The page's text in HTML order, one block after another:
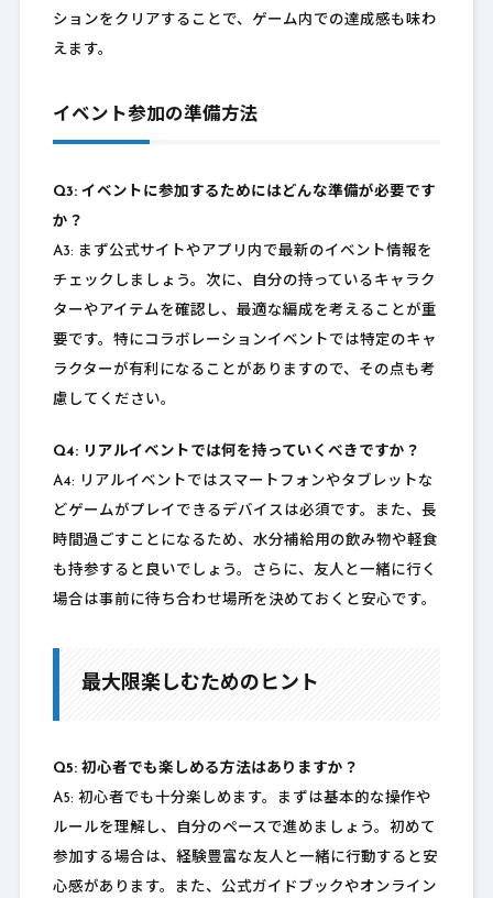
ションをクリアすることで、ゲーム内での達成感も味わ
えます。
イベント参加の準備方法
Q3: イベントに参加するためにはどんな準備が必要です
か？
A3: まず公式サイトやアプリ内で最新のイベント情報を
チェックしましょう。次に、自分の持っているキャラク
ターやアイテムを確認し、最適な編成を考えることが重
要です。特にコラボレーションイベントでは特定のキャ
ラクターが有利になることがありますので、その点も考
慮してください。
Q4: リアルイベントでは何を持っていくべきですか？
A4: リアルイベントではスマートフォンやタブレットな
どゲームがプレイできるデバイスは必須です。また、長
時間過ごすことになるため、水分補給用の飲み物や軽食
も持参すると良いでしょう。さらに、友人と一緒に行く
場合は事前に待ち合わせ場所を決めておくと安心です。
最大限楽しむためのヒント
Q5: 初心者でも楽しめる方法はありますか？
A5: 初心者でも十分楽しめます。まずは基本的な操作や
ルールを理解し、自分のペースで進めましょう。初めて
参加する場合は、経験豊富な友人と一緒に行動すると安
心感があります。また、公式ガイドブックやオンライン